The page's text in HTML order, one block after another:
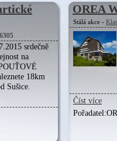
srdečně
na
18km
Sušice.
OREA
Stálá akce -
Číst více
Pořadatel: